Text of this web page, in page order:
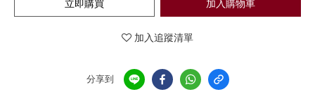
加入購物車
立即購買
加入追蹤清單
分享到